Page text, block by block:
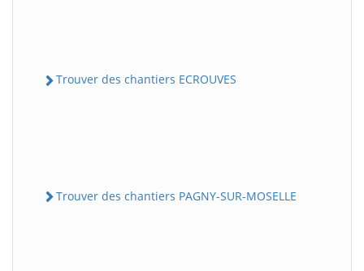
Trouver des chantiers ECROUVES
Trouver des chantiers PAGNY-SUR-MOSELLE